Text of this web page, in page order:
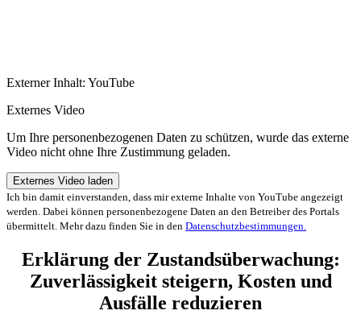
Externer Inhalt: YouTube
Externes Video
Um Ihre personenbezogenen Daten zu schützen, wurde das externe
Video nicht ohne Ihre Zustimmung geladen.
Externes Video laden
Ich bin damit einverstanden, dass mir externe Inhalte von YouTube angezeigt
werden. Dabei können personenbezogene Daten an den Betreiber des Portals
übermittelt. Mehr dazu finden Sie in den Datenschutzbestimmungen.
Erklärung der Zustandsüberwachung:
Zuverlässigkeit steigern, Kosten und
Ausfälle reduzieren